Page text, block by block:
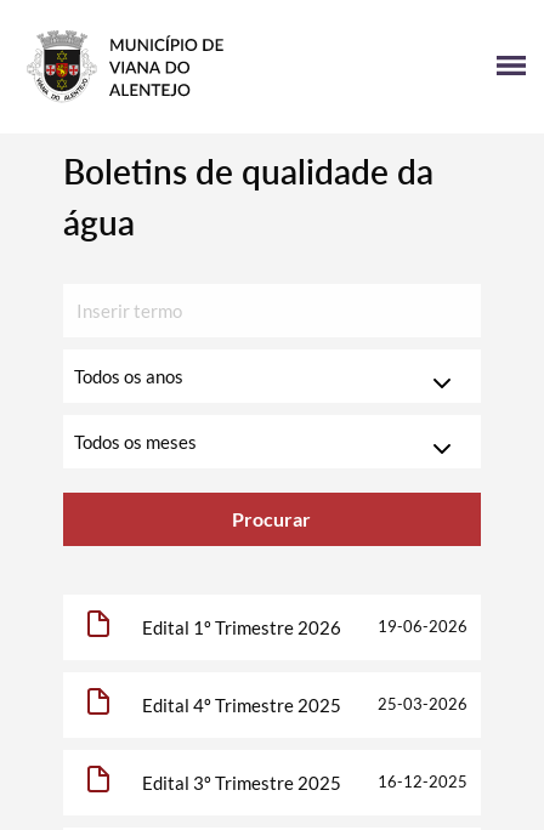
Boletins de qualidade da
água
pesquisar
mês
Procurar
Edital 1º Trimestre 2026 19-06-2026
Edital 4º Trimestre 2025 25-03-2026
Edital 3º Trimestre 2025 16-12-2025